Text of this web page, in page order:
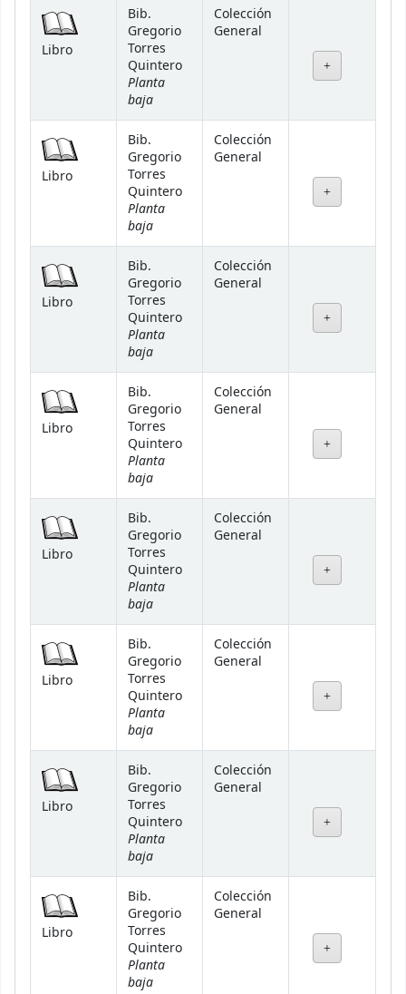
Libro
Bib.
Gregorio
Torres
Quintero
Planta
baja
Colección
General
Libro
Bib.
Gregorio
Torres
Quintero
Planta
baja
Colección
General
Libro
Bib.
Gregorio
Torres
Quintero
Planta
baja
Colección
General
Libro
Bib.
Gregorio
Torres
Quintero
Planta
baja
Colección
General
Libro
Bib.
Gregorio
Torres
Quintero
Planta
baja
Colección
General
Libro
Bib.
Gregorio
Torres
Quintero
Planta
baja
Colección
General
Libro
Bib.
Gregorio
Torres
Quintero
Planta
baja
Colección
General
Libro
Bib.
Gregorio
Torres
Quintero
Planta
baja
Colección
General